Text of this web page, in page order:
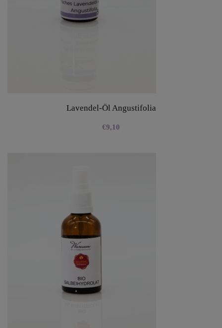
Lavendel-Öl Angustifolia
€9,10